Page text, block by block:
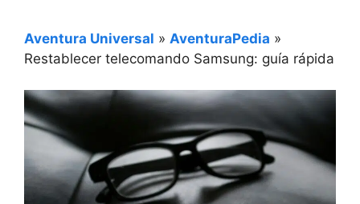
Aventura Universal » AventuraPedia »
Restablecer telecomando Samsung: guía rápida